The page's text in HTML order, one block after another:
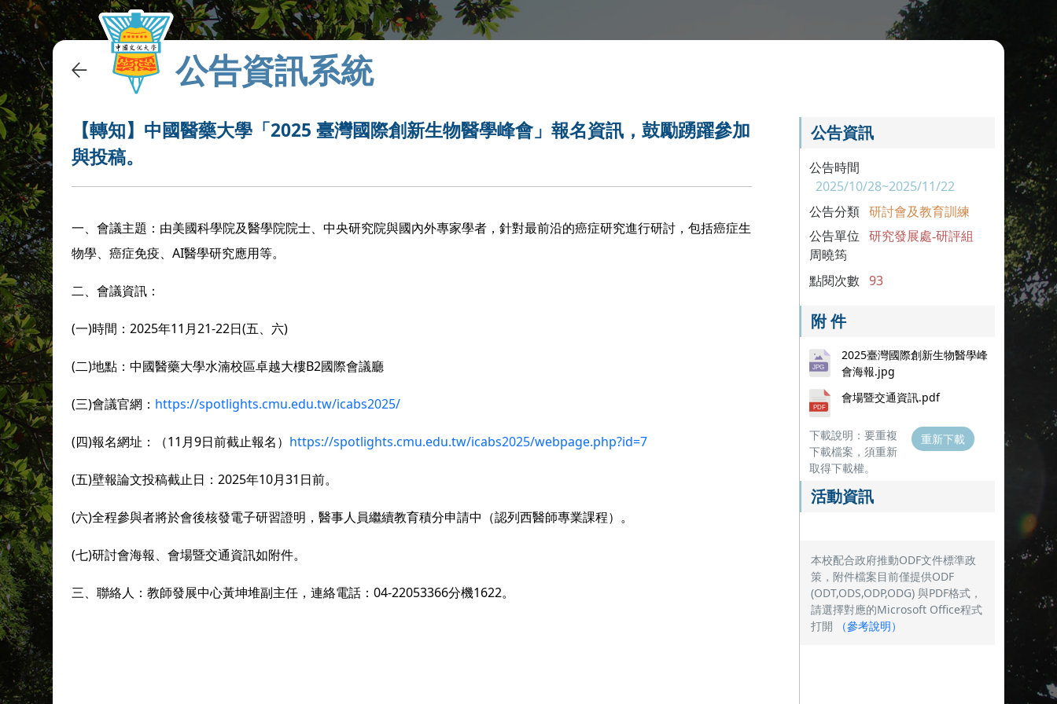
公告資訊系統
【轉知】中國醫藥大學「2025 臺灣國際創新生物醫學峰會」報名資訊，鼓勵踴躍參加
與投稿。
一、會議主題：由美國科學院及醫學院院士、中央研究院與國內外專家學者，針對最前沿的癌症研究進行研討，包括癌症生
物學、癌症免疫、AI醫學研究應用等。
二、會議資訊：
(一)時間：2025年11 月21-22日(五、六)
(二)地點：中國醫藥大學水湳校區卓越大樓B2國際會議廳
(三)會議官網： https://spotlights.cmu.edu.tw/icabs2025/
(四)報名網址：（11 月9日前截止報名） https://spotlights.cmu.edu.tw/icabs2025/webpage.php?id=7
(五)壁報論文投稿截止日：2025年10月31 日前。
(六)全程參與者將於會後核發電子研習證明，醫事人員繼續教育積分申請中（認列西醫師專業課程）。
(七)研討會海報、會場暨交通資訊如附件。
三、聯絡人：教師發展中心黃坤堆副主任，連絡電話：04-22053366分機1622。
公告資訊
公告時間
2025/10/28~2025/11/22
公告分類 研討會及教育訓練
公告單位
研究發展處-研評組
周曉筠
點閱次數 93
附 件
2025臺灣國際創新生物醫學峰
會海報.jpg
會場暨交通資訊.pdf
下載說明：要重複
下載檔案，須重新
取得下載權。
重新下載
活動資訊
本校配合政府推動ODF文件標準政
策，附件檔案目前僅提供ODF
(ODT,ODS,ODP,ODG) 與PDF格式，
請選擇對應的Microsoft Office程式
打開
（參考說明）